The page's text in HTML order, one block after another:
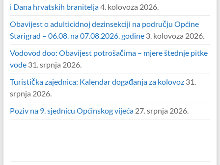
i Dana hrvatskih branitelja4. kolovoza 2026.
Obavijest o adulticidnoj dezinsekciji na području Općine
Starigrad – 06.08. na 07.08.2026. godine 3. kolovoza 2026.
Vodovod doo: Obavijest potrošačima – mjere štednje pitke
vode 31. srpnja 2026.
Turistička zajednica: Kalendar događanja za kolovoz 31.
srpnja 2026.
Poziv na 9. sjednicu Općinskog vijeća 27. srpnja 2026.